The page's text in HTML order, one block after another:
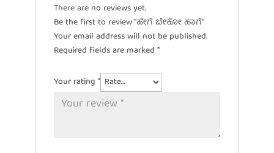
There are no reviews yet.
Be the first to review “ಹೇಗೆ ಬೇಕೋ ಹಾಗೆ”
Your email address will not be published.
Required fields are marked *
Your rating *